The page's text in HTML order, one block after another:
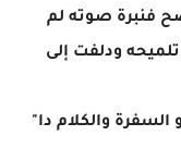
فنبرة صوته لم
ودلفت إلى
والكلام دا"